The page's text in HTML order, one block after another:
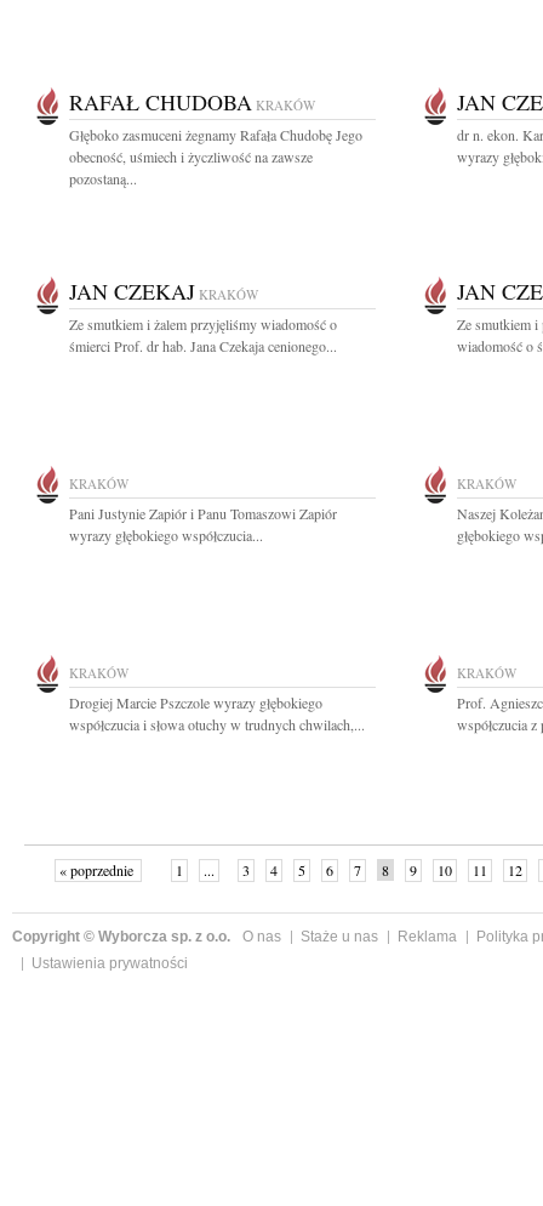
RAFAŁ CHUDOBA KRAKÓW
Głęboko zasmuceni żegnamy Rafała Chudobę Jego
obecność, uśmiech i życzliwość na zawsze
pozostaną...
JAN
dr n. ekon.
wyrazy
JAN CZEKAJ KRAKÓW
Ze smutkiem i żalem przyjęliśmy wiadomość o
śmierci Prof. dr hab. Jana Czekaja cenionego...
JAN
Ze smutkiem i
wiadomość o
KRAKÓW
Pani Justynie Zapiór i Panu Tomaszowi Zapiór
wyrazy głębokiego współczucia...
KRAKÓW
Naszej
głębokiego
KRAKÓW
Drogiej Marcie Pszczole wyrazy głębokiego
współczucia i słowa otuchy w trudnych chwilach,...
KRAKÓW
Prof.
współczucia
« poprzednie 1 ... 3 4 5 6 7 8 9 10 11 12
Copyright © Wyborcza sp. z o.o. O nas Staże u nas Reklama
Polityka
Ustawienia prywatności